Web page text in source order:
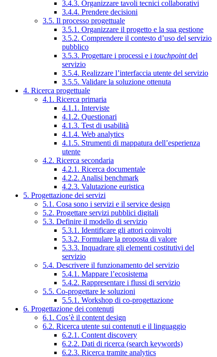
3.4.3. Organizzare tavoli tecnici collaborativi
3.4.4. Prendere decisioni
3.5. Il processo progettuale
3.5.1. Organizzare il progetto e la sua gestione
3.5.2. Comprendere il contesto d’uso del servizio
pubblico
3.5.3. Progettare i processi e i touchpointdel
servizio
3.5.4. Realizzare l’interfaccia utente del servizio
3.5.5. Validare la soluzione ottenuta
4. Ricerca progettuale
4.1. Ricerca primaria
4.1.1. Interviste
4.1.2. Questionari
4.1.3. Test di usabilità
4.1.4. Web analytics
4.1.5. Strumenti di mappatura dell’esperienza
utente
4.2. Ricerca secondaria
4.2.1. Ricerca documentale
4.2.2. Analisi benchmark
4.2.3. Valutazione euristica
5. Progettazione dei servizi
5.1. Cosa sono i servizi e il service design
5.2. Progettare servizi pubblici digitali
5.3. Definire il modello di servizio
5.3.1. Identificare gli attori coinvolti
5.3.2. Formulare la proposta di valore
5.3.3. Inquadrare gli elementi costitutivi del
servizio
5.4. Descrivere il funzionamento del servizio
5.4.1. Mappare l’ecosistema
5.4.2. Rappresentare i flussi di servizio
5.5. Co-progettare le soluzioni
5.5.1. Workshop di co-progettazione
6. Progettazione dei contenuti
6.1. Cos’è il content design
6.2. Ricerca utente sui contenuti e il linguaggio
6.2.1. Content discovery
6.2.2. Dati di ricerca (search keywords)
6.2.3. Ricerca tramite analytics